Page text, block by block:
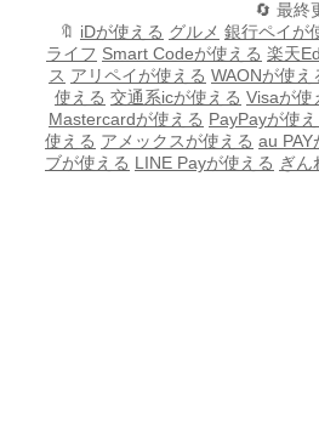
最終
iDが使える グルメ 銀行ペイが
ライフ Smart Codeが使える 楽天
ス アリペイが使える WAONが使え
使える 交通系icが使える Visaが使
Mastercardが使える PayPayが使え
使える アメックスが使える au PAY
ブが使える LINE Payが使える ぎん